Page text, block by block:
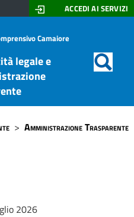
ACCEDI AI SERVIZI
Camaiore
legale e
di
> Amministrazione Trasparente
2026